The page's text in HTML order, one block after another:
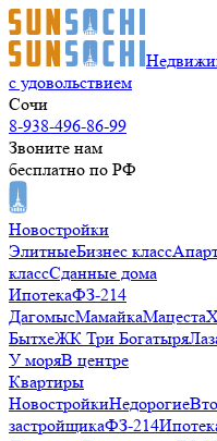
с удовольствием
Сочи
8-938-496-86-99
Звоните нам
бесплатно по РФ
Новостройки
ЭлитныеБизнес класс
классСданные дома
ИпотекаФЗ-214
ДагомысМамайкаМацеста
БытхеЖК Три Богатыря
У моряВ центре
Квартиры
НовостройкиНедорогие
застройщикаФЗ-214